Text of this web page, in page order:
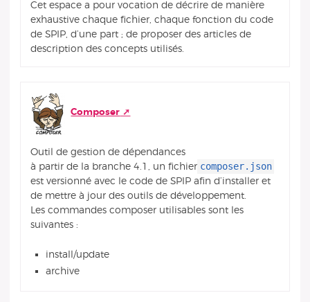
Cet espace a pour vocation de décrire de manière
exhaustive chaque fichier, chaque fonction du code
de SPIP, d’une part ; de proposer des articles de
description des concepts utilisés.
Composer
Outil de gestion de dépendances
à partir de la branche 4.1, un fichier composer.json
est versionné avec le code de SPIP afin d’installer et
de mettre à jour des outils de développement.
Les commandes composer utilisables sont les
suivantes :
install/update
archive